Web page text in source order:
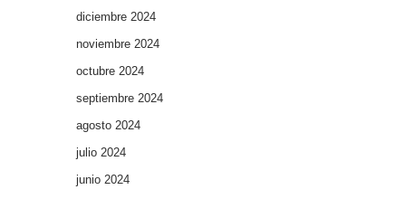
diciembre 2024
noviembre 2024
octubre 2024
septiembre 2024
agosto 2024
julio 2024
junio 2024